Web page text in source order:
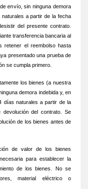
envío, sin ninguna demora
a partir de la fecha
del presente contrato.
transferencia bancaria al
retener el reembolso hasta
presentado una prueba de
se cumpla primero.
los bienes (a nuestra
demora indebida y, en
días naturales a partir de la
del contrato. Se
de los bienes antes de
de valor de los bienes
para establecer la
de los bienes. No se
material eléctrico o